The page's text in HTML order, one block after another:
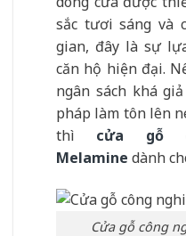
sắc tươi sáng và
gian, đây là sự lựa
căn hộ hiện đại.
ngân sách khá
pháp làm tôn lên
thì cửa gỗ
Melamine dành
Cửa gỗ công